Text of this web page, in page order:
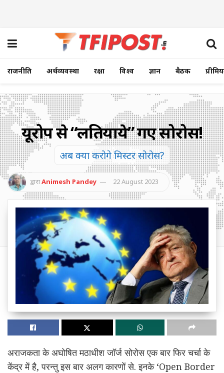
राजनीति अर्थव्यवस्था रक्षा विश्व ज्ञान बैठक
यूरोप से “लतियाये” गए सोरोस!
अब क्या करोगे मिस्टर सोरोस?
द्वाराAnimesh Pandey 22 August 2023
अराजकता के अघोषित मठाधीश जॉर्ज सोरोस एक बार फिर चर्चा के
केंद्र में है, परन्तु इस बार अलग कारणों से. इनके ‘Open Border